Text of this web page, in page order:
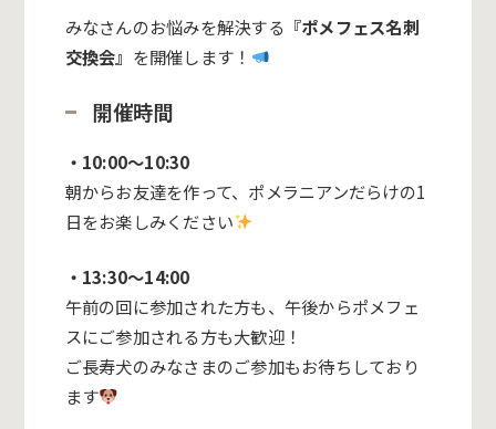
みなさんのお悩みを解決する『ポメフェス名刺
交換会』 を開催します！
開催時間
・10:00～10:30
朝からお友達を作って、ポメラニアンだらけの1
日をお楽しみください
・13:30～14:00
午前の回に参加された方も、午後からポメフェ
スにご参加される方も大歓迎！
ご長寿犬のみなさまのご参加もお待ちしており
ます